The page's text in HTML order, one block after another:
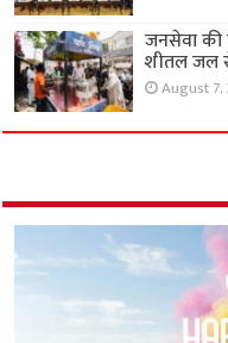
जनसेवा की
शीतल जल
August 7,